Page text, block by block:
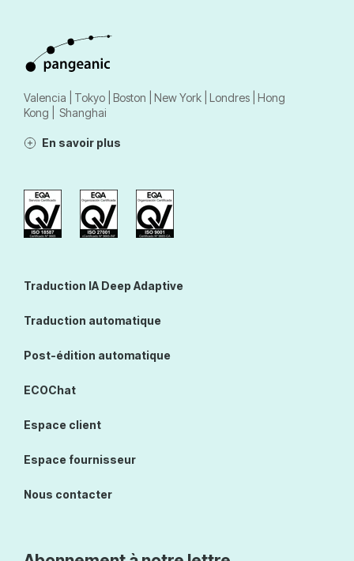
Valencia | Tokyo | Boston | New York | Londres | Hong
Kong | Shanghai
En savoir plus
Traduction IA Deep Adaptive
Traduction automatique
Post-édition automatique
ECOChat
Espace client
Espace fournisseur
Nous contacter